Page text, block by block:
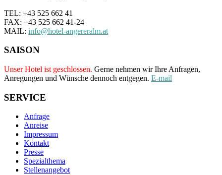
TEL: +43 525 662 41
FAX: +43 525 662 41-24
MAIL: info@hotel-angereralm.at
SAISON
Unser Hotel ist geschlossen. Gerne nehmen wir Ihre Anfragen,
Anregungen und Wünsche dennoch entgegen. E-mail
SERVICE
Anfrage
Anreise
Impressum
Kontakt
Presse
Spezialthema
Stellenangebot